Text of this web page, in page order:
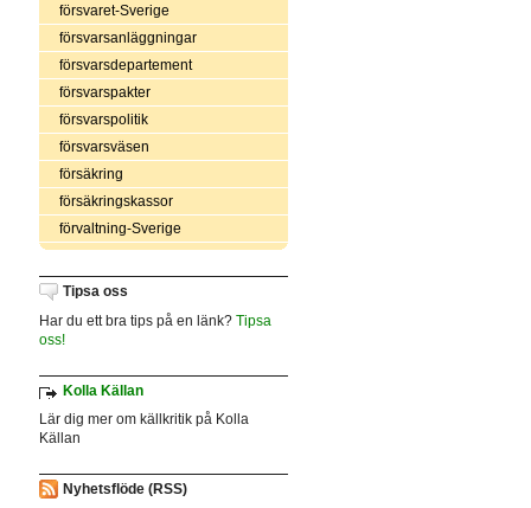
försvaret-Sverige
försvarsanläggningar
försvarsdepartement
försvarspakter
försvarspolitik
försvarsväsen
försäkring
försäkringskassor
förvaltning-Sverige
Tipsa oss
Har du ett bra tips på en länk? Tipsa
oss!
Kolla Källan
Lär dig mer om källkritik på Kolla
Källan
Nyhetsflöde (RSS)